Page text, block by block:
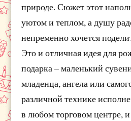
природе. Сюжет этот
уютом и теплом, а душу
непременно хочется
Это и отличная идея для
подарка – маленький
младенца, ангела или
различной технике
в любом торговом центре,